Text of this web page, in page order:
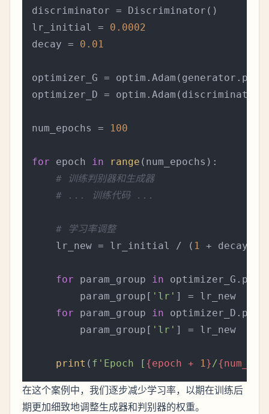
discriminator = Discriminator()
lr_initial = 0.0002
decay = 0.01
optimizer_G =
optimizer_D =
num_epochs = 100
for epoch in range (num_epochs):
# 训练判别器和生成器
# ... 训练代码 ...
# 学习率调整
    lr_new = lr_initial / (
1 + decay *
for param_group in
        param_group[
'lr' ] = lr_new
for param_group in
        param_group[
'lr' ] = lr_new
print ( f'Epoch [ {epoch + 1}/
在这个案例中，我们逐步减少学习率，以期在训练后
期更加细致地调整生成器和判别器的权重。